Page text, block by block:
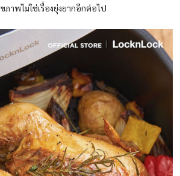
ภาพไม่ใช่เรื่องยุ่งยากอีกต่อไป